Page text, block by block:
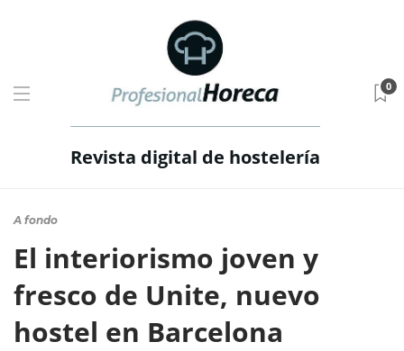
Revista digital de hostelería
0
A fondo
El interiorismo joven y
fresco de Unite, nuevo
hostel en Barcelona